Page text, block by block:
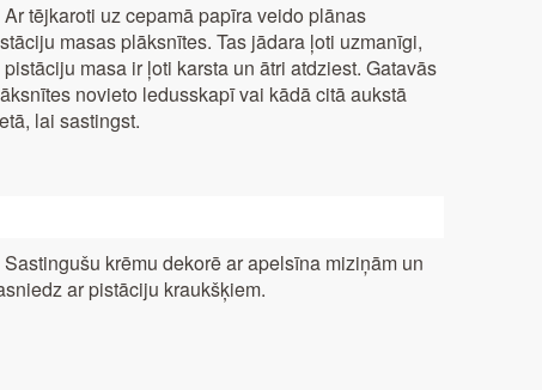
Ar tējkaroti uz cepamā papīra veido plānas
masas plāksnītes. Tas jādara ļoti uzmanīgi,
pistāciju masa ir ļoti karsta un ātri atdziest. Gatavās
novieto ledusskapī vai kādā citā aukstā
lai sastingst.
Sastingušu krēmu dekorē ar apelsīna miziņām un
ar pistāciju kraukšķiem.